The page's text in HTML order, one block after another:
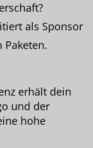
als Sponsor
erhält dein
und der
hohe